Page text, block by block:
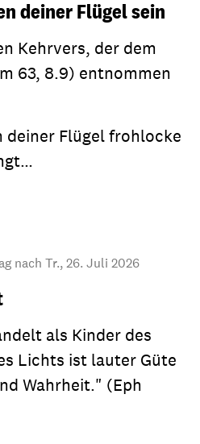
deiner Flügel sein
Kehrvers, der dem
63, 8.9) entnommen
deiner Flügel frohlocke
nach Tr., 26. Juli 2026
als Kinder des
Lichts ist lauter Güte
Wahrheit." (Eph